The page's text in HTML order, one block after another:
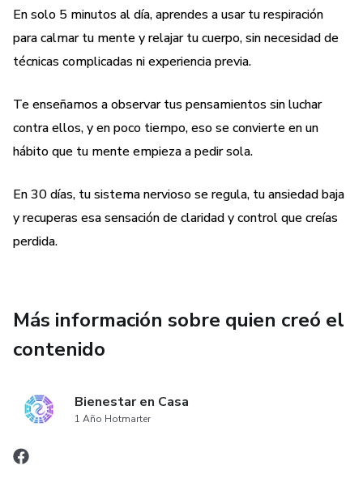
En solo 5 minutos al día, aprendes a usar tu respiración
para calmar tu mente y relajar tu cuerpo, sin necesidad de
técnicas complicadas ni experiencia previa.
Te enseñamos a observar tus pensamientos sin luchar
contra ellos, y en poco tiempo, eso se convierte en un
hábito que tu mente empieza a pedir sola.
En 30 días, tu sistema nervioso se regula, tu ansiedad baja
y recuperas esa sensación de claridad y control que creías
perdida.
Más información sobre quien creó el
contenido
Bienestar en Casa
1 Año Hotmarter